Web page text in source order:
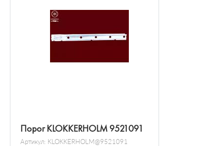
Порог KLOKKERHOLM 9521091
Артикул: KLOKKERHOLM@9521091